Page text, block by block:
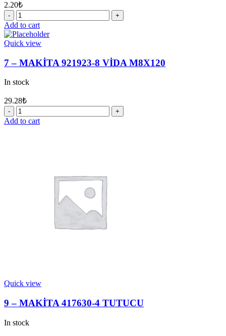
2.20₺
24
-
MAKİTA
216022-
MİSKET
7
quantity
Add to cart
Quick view
7 – MAKİTA 921923-8 VİDA M8X120
In stock
29.28₺
7
-
Add to cart
Quick view
9 – MAKİTA 417630-4 TUTUCU
In stock